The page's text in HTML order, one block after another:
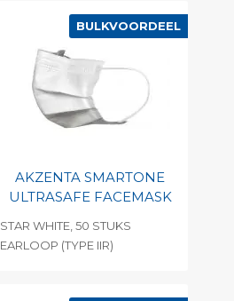
BULKVOORDEEL
AKZENTA SMARTONE
ULTRASAFE FACEMASK
STAR WHITE, 50 STUKS
EARLOOP (TYPE IIR)